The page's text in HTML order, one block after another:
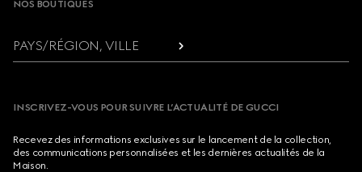
NOS BOUTIQUES
PAYS/RÉGION, VILLE
INSCRIVEZ-VOUS POUR SUIVRE L’ACTUALITÉ DE GUCCI
Recevez des informations exclusives sur le lancement de la collection,
des communications personnalisées et les dernières actualités de la
Maison.